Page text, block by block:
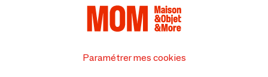
Paramétrer mes cookies